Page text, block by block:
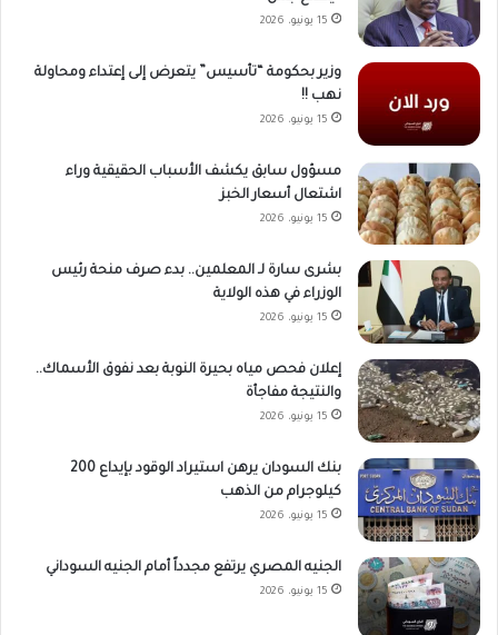
15 يونيو، 2026
وزير بحكومة “تأسيس” يتعرض إلى إعتداء ومحاولة
نهب !!
15 يونيو، 2026
مسؤول سابق يكشف الأسباب الحقيقية وراء
اشتعال أسعار الخبز
15 يونيو، 2026
بشرى سارة لـ المعلمين.. بدء صرف منحة رئيس
الوزراء في هذه الولاية
15 يونيو، 2026
إعلان فحص مياه بحيرة النوبة بعد نفوق الأسماك..
والنتيجة مفاجأة
15 يونيو، 2026
بنك السودان يرهن استيراد الوقود بإيداع 200
كيلوجرام من الذهب
15 يونيو، 2026
الجنيه المصري يرتفع مجدداً أمام الجنيه السوداني
15 يونيو، 2026